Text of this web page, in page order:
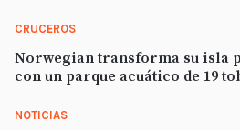
CRUCEROS
Norwegian transforma su isla
con un parque acuático de 19
NOTICIAS